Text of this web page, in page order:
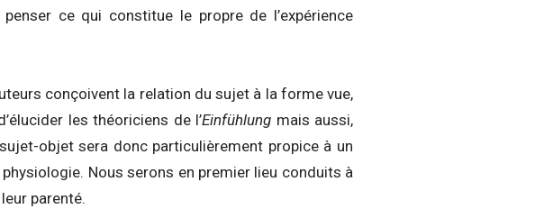
ce qui constitue le propre de l’expérience
conçoivent la relation du sujet à la forme vue,
les théoriciens de l’Einfühlung mais aussi,
objet sera donc particulièrement propice à un
Nous serons en premier lieu conduits à
parenté.